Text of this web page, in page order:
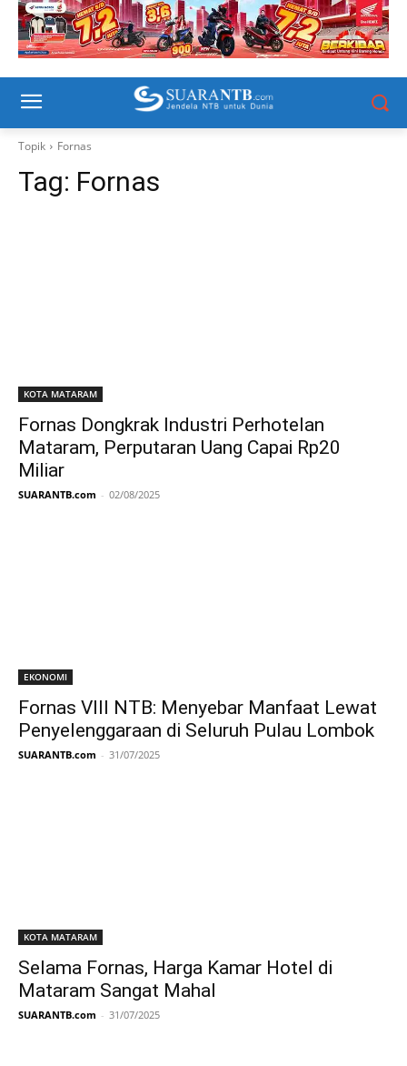
Topik Fornas
Tag: Fornas
KOTA MATARAM
Fornas Dongkrak Industri Perhotelan
Mataram, Perputaran Uang Capai Rp20
Miliar
SUARANTB.com - 02/08/2025
EKONOMI
Fornas VIII NTB: Menyebar Manfaat Lewat
Penyelenggaraan di Seluruh Pulau Lombok
SUARANTB.com - 31/07/2025
KOTA MATARAM
Selama Fornas, Harga Kamar Hotel di
Mataram Sangat Mahal
SUARANTB.com - 31/07/2025